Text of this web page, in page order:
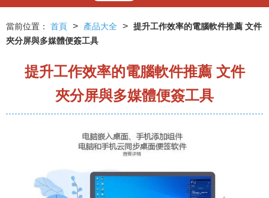
當前位置： 首頁 > 產品大全 > 提升工作效率的電腦軟件推薦 文件
夾分屏與多媒體便簽工具
提升工作效率的電腦軟件推薦 文件
夾分屏與多媒體便簽工具